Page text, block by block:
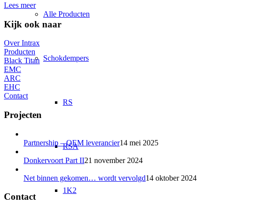
Alle Producten
Schokdempers
RS
RSA
1K2
Lees meer
Kijk ook naar
Over Intrax
Producten
Black Titan
EMC
ARC
EHC
Contact
Projecten
Partnership – OEM leverancier14 mei 2025
Donkervoort Part II21 november 2024
Net binnen gekomen… wordt vervolgd14 oktober 2024
Contact